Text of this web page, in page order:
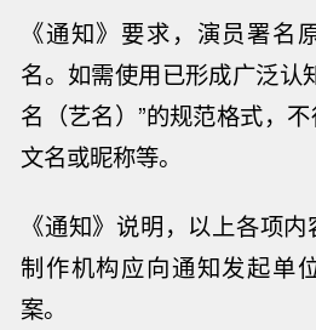
《通知》要求，演员署名
名。如需使用已形成广泛认
名（艺名）”的规范格式，
文名或昵称等。
《通知》说明，以上各项内
制作机构应向通知发起单
案。